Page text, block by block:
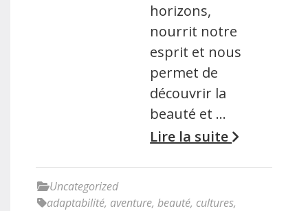
horizons,
nourrit notre
esprit et nous
permet de
découvrir la
beauté et …
Lire la suite
Uncategorized
adaptabilité, aventure, beauté, cultures,